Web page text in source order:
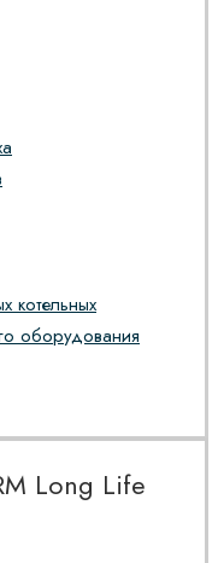
котельных
оборудования
Long Life